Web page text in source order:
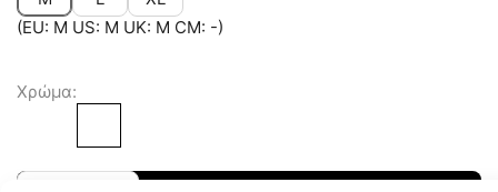
(EU: M US: M UK: M CM: -)
Χρώμα: